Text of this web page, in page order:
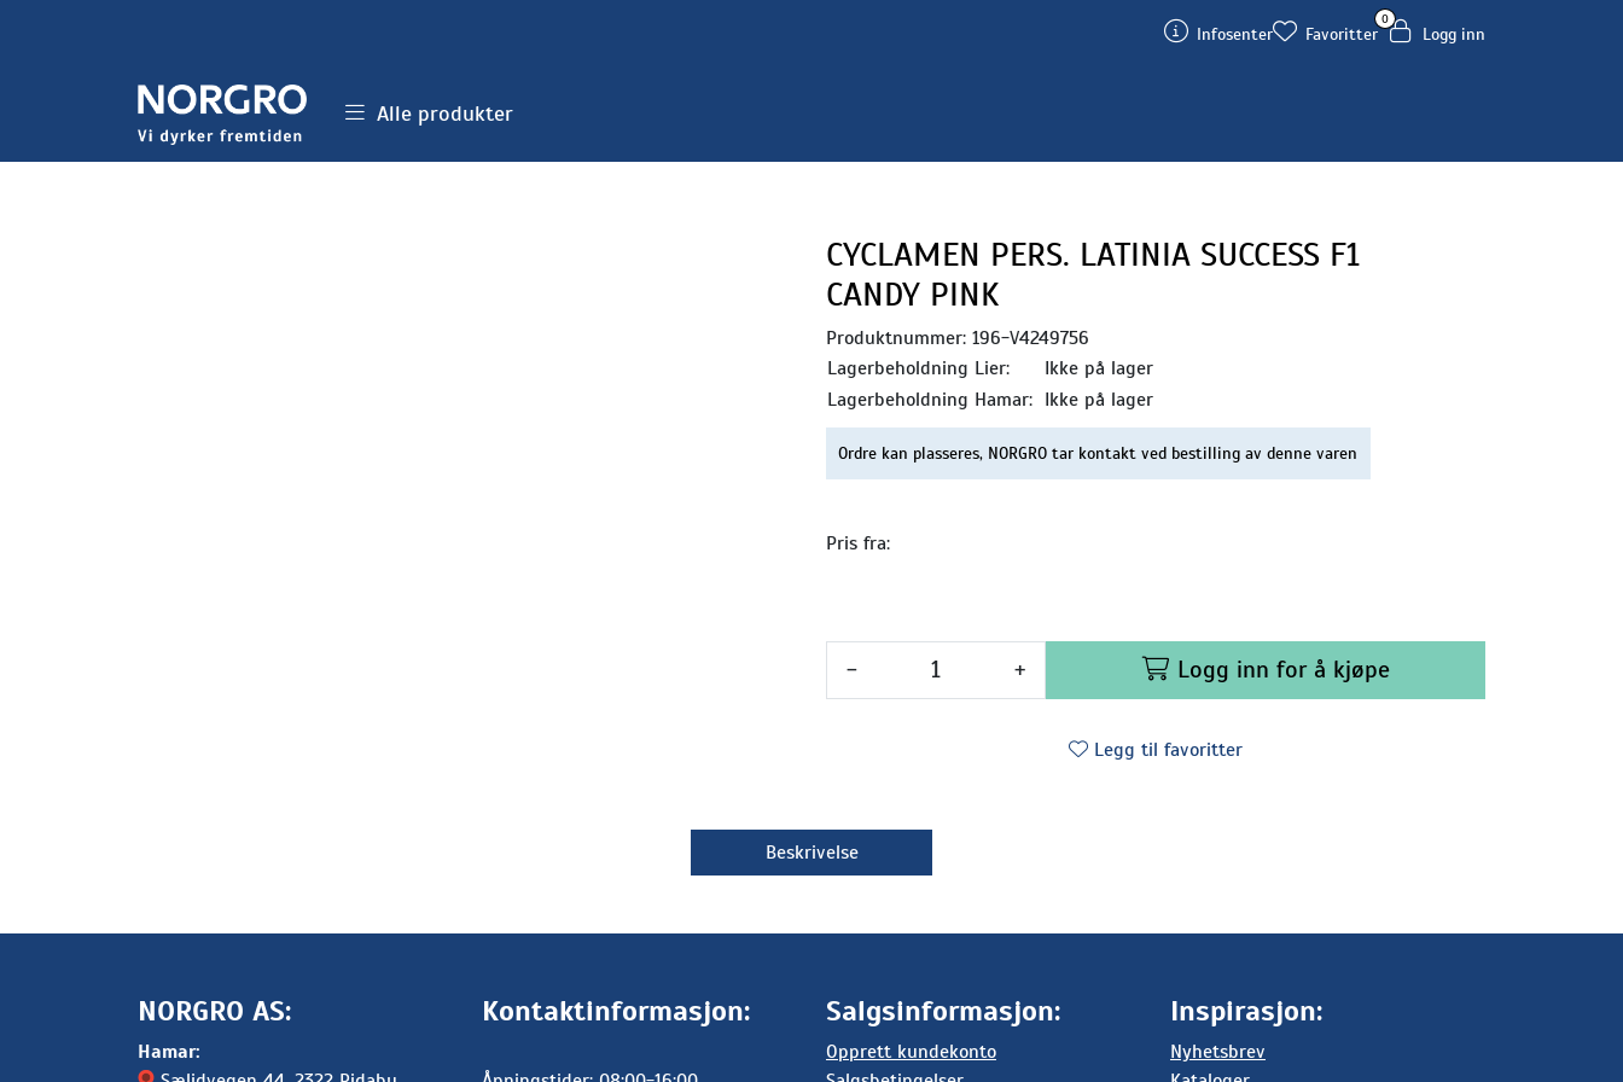
Infosenter
0
Favoritter Logg inn
Alle produkter
CYCLAMEN PERS. LATINIA SUCCESS F1
CANDY PINK
Produktnummer: 196-V4249756
Lagerbeholdning Lier:
Ikke på lager
Lagerbeholdning Hamar: Ikke på lager
Ordre kan plasseres, NORGRO tar kontakt ved bestilling av denne varen
Pris fra:
- + Logg inn for å kjøpe
Legg til favoritter
Beskrivelse
NORGRO AS:
Hamar:
Kontaktinformasjon: Salgsinformasjon:
Opprett kundekonto
Inspirasjon:
Nyhetsbrev